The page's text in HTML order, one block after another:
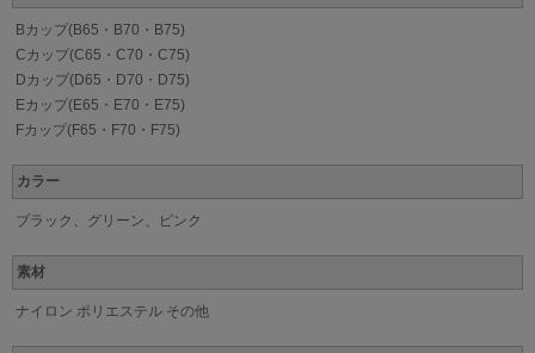
Bカップ(B65・B70・B75)
Cカップ(C65・C70・C75)
Dカップ(D65・D70・D75)
Eカップ(E65・E70・E75)
Fカップ(F65・F70・F75)
カラー
ブラック、グリーン、ピンク
素材
ナイロン ポリエステル その他